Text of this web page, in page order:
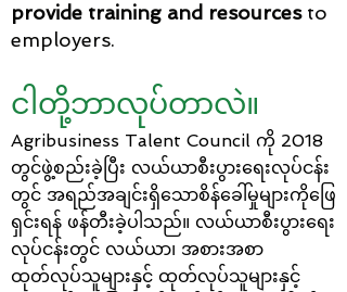
provide training and resourcesto
employers.
ငါတို့ဘာလုပ်တာလဲ။
Agribusiness Talent Council ကို 2018
တွင်ဖွဲ့စည်းခဲ့ပြီး လယ်ယာစီးပွားရေးလုပ်ငန်း
တွင် အရည်အချင်းရှိသောစိန်ခေါ်မှုများကိုဖြေ
ရှင်းရန် ဖန်တီးခဲ့ပါသည်။ လယ်ယာစီးပွားရေး
လုပ်ငန်းတွင် လယ်ယာ၊ အစားအစာ
ထုတ်လုပ်သူများနှင့် ထုတ်လုပ်သူများနှင့်